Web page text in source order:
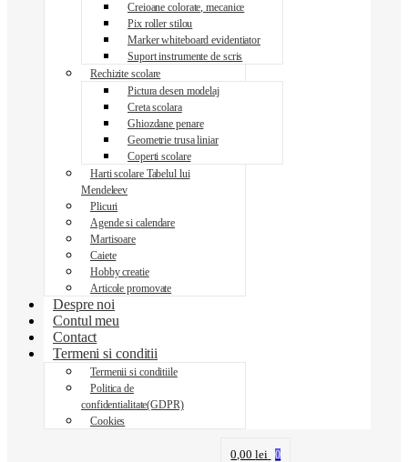
Creioane colorate, mecanice
Pix roller stilou
Marker whiteboard evidentiator
Suport instrumente de scris
Rechizite scolare
Pictura desen modelaj
Creta scolara
Ghiozdane penare
Geometrie trusa liniar
Coperti scolare
Harti scolare Tabelul lui
Mendeleev
Plicuri
Agende si calendare
Martisoare
Caiete
Hobby creatie
Articole promovate
Despre noi
Contul meu
Contact
Termeni si conditii
Termenii si conditiile
Politica de
confidentialitate(GDPR)
Cookies
0,00lei 0